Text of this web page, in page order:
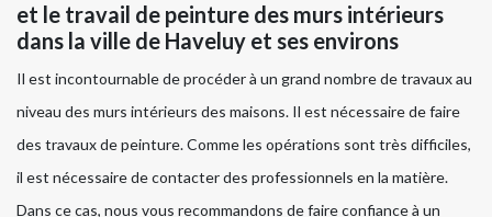
et le travail de peinture des murs intérieurs
dans la ville de Haveluy et ses environs
Il est incontournable de procéder à un grand nombre de travaux au
niveau des murs intérieurs des maisons. Il est nécessaire de faire
des travaux de peinture. Comme les opérations sont très difficiles,
il est nécessaire de contacter des professionnels en la matière.
Dans ce cas, nous vous recommandons de faire confiance à un